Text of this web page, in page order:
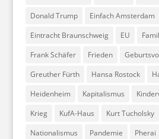
Donald Trump
Einfach Amsterdam
Eintracht Braunschweig
EU
Frank Schäfer
Frieden
Greuther Fürth
Hansa Rostock
Heidenheim
Kapitalismus
Krieg
KufA-Haus Kurt Tucholsky
Nationalismus
Pandemie Pherai